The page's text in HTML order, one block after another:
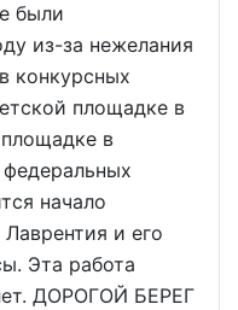
были
из-за нежелания
конкурсных
площадке в
в
начало
и его
Эта работа
ДОРОГОЙ БЕРЕГ